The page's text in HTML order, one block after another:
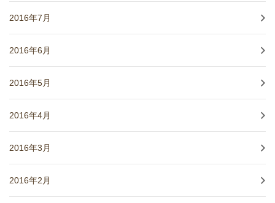
2016年7月
2016年6月
2016年5月
2016年4月
2016年3月
2016年2月